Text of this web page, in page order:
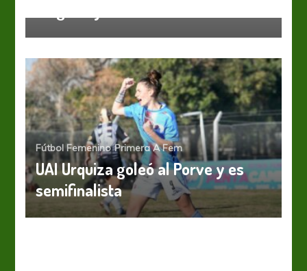
Fútbol Femenino Primera A Fem
UAI Urquiza goleó al Porve y es
semifinalista